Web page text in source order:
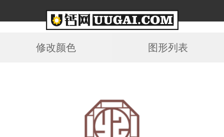
修改颜色 图形列表